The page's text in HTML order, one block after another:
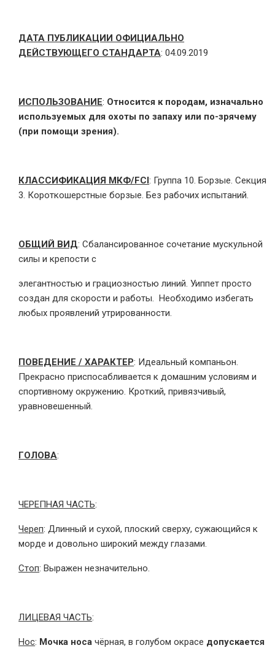
ДАТА ПУБЛИКАЦИИ ОФИЦИАЛЬНО
ДЕЙСТВУЮЩЕГО СТАНДАРТА: 04.09.2019
ИСПОЛЬЗОВАНИЕ: Относится к породам, изначально
используемых для охоты по запаху или по-зрячему
(при помощи зрения).
КЛАССИФИКАЦИЯ МКФ/FCI: Группа 10. Борзые. Секция
3. Короткошерстные борзые. Без рабочих испытаний.
ОБЩИЙ ВИД: Сбалансированное сочетание мускульной
силы и крепости с
элегантностью и грациозностью линий. Уиппет просто
создан для скорости и работы. Необходимо избегать
любых проявлений утрированности.
ПОВЕДЕНИЕ / ХАРАКТЕР: Идеальный компаньон.
Прекрасно приспосабливается к домашним условиям и
спортивному окружению. Кроткий, привязчивый,
уравновешенный.
ГОЛОВА:
ЧЕРЕПНАЯ ЧАСТЬ:
Череп: Длинный и сухой, плоский сверху, сужающийся к
морде и довольно широкий между глазами.
Стоп: Выражен незначительно.
ЛИЦЕВАЯ ЧАСТЬ:
Нос: Мочка носачёрная, в голубом окрасе допускается